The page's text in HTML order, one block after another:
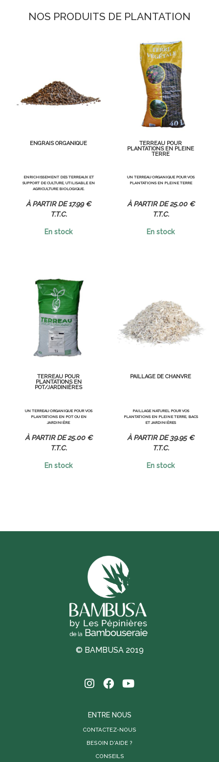
NOS PRODUITS DE PLANTATION
ENGRAIS ORGANIQUE
ENRICHISSEMENT DES TERREAUX ET
SUPPORT DE CULTURE, UTILISABLE EN
AGRICULTURE BIOLOGIQUE.
17.99 €
T.T.C.
En stock
TERREAU POUR
PLANTATIONS EN PLEINE
TERRE
UN TERREAU ORGANIQUE POUR VOS
PLANTATIONS EN PLEINE TERRE
25.00 €
T.T.C.
En stock
TERREAU POUR
PLANTATIONS EN
POT/JARDINIÈRES
UN TERREAU ORGANIQUE POUR VOS
PLANTATIONS EN POT OU EN
JARDINIÈRE
25.00 €
T.T.C.
En stock
PAILLAGE DE CHANVRE
PAILLAGE NATUREL POUR VOS
PLANTATIONS EN PLEINE TERRE, BACS
ET JARDINIÈRES
39.95 €
T.T.C.
En stock
© BAMBUSA 2019
ENTRE NOUS
CONTACTEZ-NOUS
BESOIN D'AIDE ?
CONSEILS